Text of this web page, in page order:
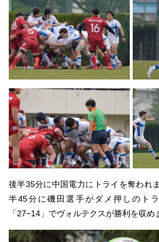
後半35分に中国電力にトライを奪われ
半45分に磯田選手がダメ押しのト
「27−14」でヴォルテクスが勝利を収め